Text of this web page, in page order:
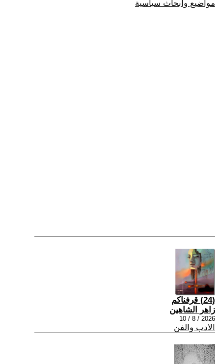
مواضيع وابحاث سياسية
(24) قرفناكم
زاهر الشاهين
2026 / 8 / 10
الادب والفن